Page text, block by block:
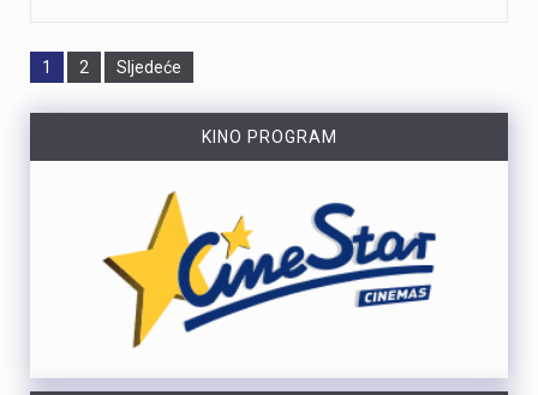
Page
1 Page
2 Sljedeće
KINO PROGRAM